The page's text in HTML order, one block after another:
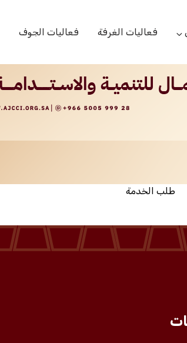
البحوث والدراسات
مكتب الاحتجاج
فعاليات الغرفة فعاليات الجوف
طلب الخدمة